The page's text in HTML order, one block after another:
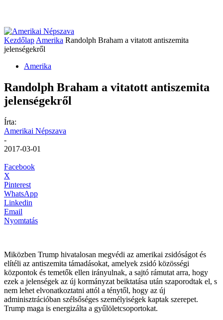
Kezdőlap Amerika Randolph Braham a vitatott antiszemita
jelenségekről
Amerika
Randolph Braham a vitatott antiszemita
jelenségekről
Írta:
Amerikai Népszava
-
2017-03-01
Facebook
X
Pinterest
WhatsApp
Linkedin
Email
Nyomtatás
Miközben Trump hivatalosan megvédi az amerikai zsidóságot és
elítéli az antiszemita támadásokat, amelyek zsidó közösségi
központok és temetők ellen irányulnak, a sajtó rámutat arra, hogy
ezek a jelenségek az új kormányzat beiktatása után szaporodtak el, s
nem lehet elvonatkoztatni attól a ténytől, hogy az új
adminisztrációban szélsőséges személyiségek kaptak szerepet.
Trump maga is energizálta a gyűlöletcsoportokat.